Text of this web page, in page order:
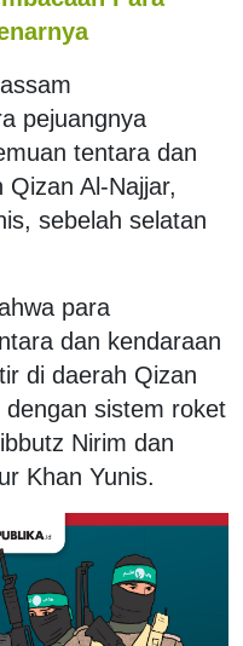
pejuangnya
tentara dan
Al-Najjar,
sebelah selatan
para
dan kendaraan
di daerah Qizan
sistem roket
Nirim dan
Khan Yunis.